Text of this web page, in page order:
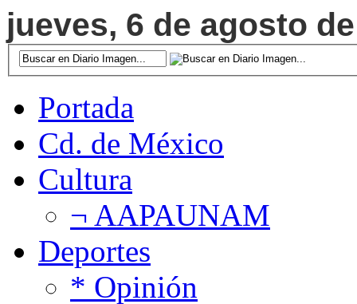
jueves, 6 de agosto
Portada
Cd. de México
Cultura
¬ AAPAUNAM
Deportes
* Opinión